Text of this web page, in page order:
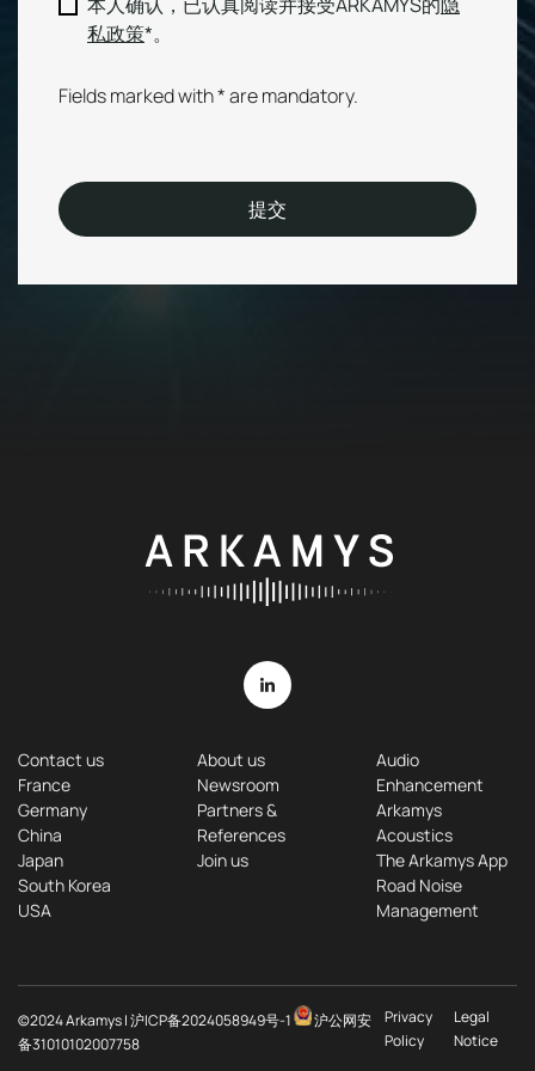
RGPD
私政策*。
Fields marked with * are mandatory.
Contact us
France
Germany
China
Japan
South Korea
USA
About us
Newsroom
Partners &
References
Join us
Audio
Enhancement
Arkamys
Acoustics
The Arkamys App
Road Noise
Management
©2024 Arkamys |沪ICP备2024058949号-1
沪公网安
备31010102007758
Privacy
Policy
Legal
Notice